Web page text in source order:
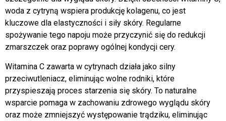
woda z cytryną wspiera produkcję kolagenu, co jest
kluczowe dla elastyczności i siły skóry. Regularne
spożywanie tego napoju może przyczynić się do redukcji
zmarszczek oraz poprawy ogólnej kondycji cery.
Witamina C zawarta w cytrynach działa jako silny
przeciwutleniacz, eliminując wolne rodniki, które
przyspieszają proces starzenia się skóry. To naturalne
wsparcie pomaga w zachowaniu zdrowego wyglądu skóry
oraz może zmniejszyć występowanie trądziku, eliminując